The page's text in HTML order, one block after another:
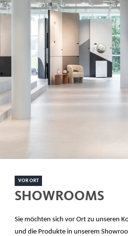
VOR ORT
SHOWROOMS
Sie möchten sich vor Ort zu unseren
und die Produkte in unserem